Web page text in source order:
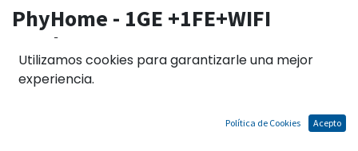
PhyHome - 1GE +1FE+WIFI
Producto: ONU XPON
(GPON/EPON) Procesadro: ZTE 2
Utilizamos cookies para garantizarle una mejor
experiencia.
Política de Cookies Acepto